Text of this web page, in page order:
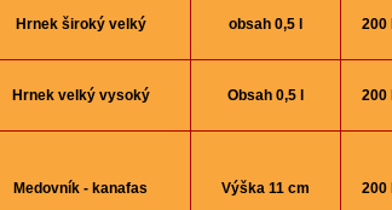
Hrnek široký velký obsah 0,5 l 200
Hrnek velký vysoký Obsah 0,5 l 200
Medovník - kanafas Výška 11 cm 200